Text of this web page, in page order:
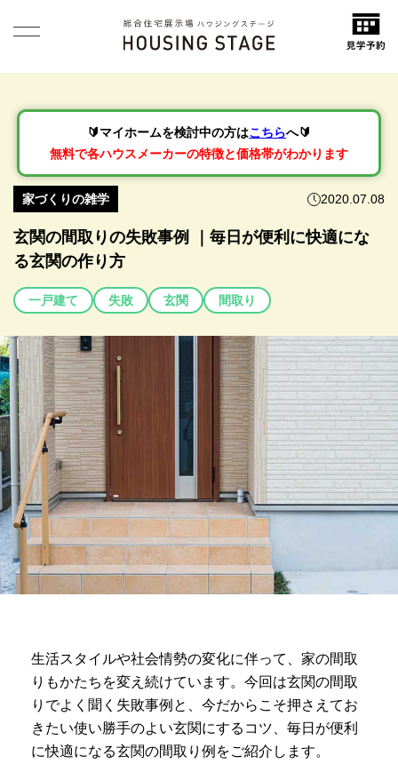
🔰マイホームを検討中の方はこちらへ🔰
無料で各ハウスメーカーの特徴と価格帯がわかります
家づくりの雑学 2020.07.08
玄関の間取りの失敗事例 ｜毎日が便利に快適にな
る玄関の作り方
一戸建て 失敗 玄関 間取り
生活スタイルや社会情勢の変化に伴って、家の間取
りもかたちを変え続けています。今回は玄関の間取
りでよく聞く失敗事例と、今だからこそ押さえてお
きたい使い勝手のよい玄関にするコツ、毎日が便利
に快適になる玄関の間取り例をご紹介します。